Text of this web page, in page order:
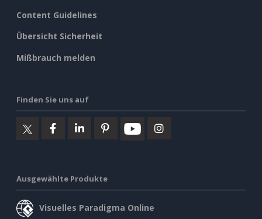
Content Guidelines
Übersicht Sicherheit
Mißbrauch melden
Finden Sie uns auf
Ausgewählte Produkte
Visuelles Paradigma Online